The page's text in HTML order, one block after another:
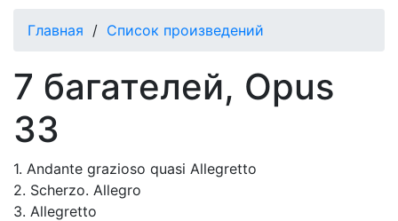
Главная / Список произведений
7 багателей, Opus
33
1. Andante grazioso quasi Allegretto
2. Scherzo. Allegro
3. Allegretto